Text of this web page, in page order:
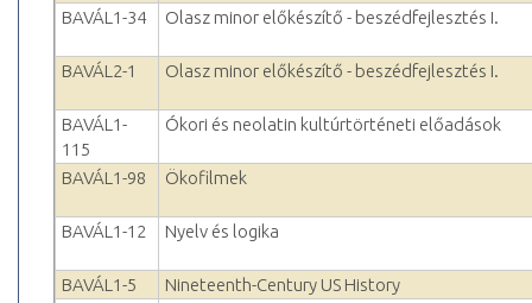
BAVÁL1-34 Olasz minor előkészítő - beszédfejlesztés I.
BAVÁL2-1 Olasz minor előkészítő - beszédfejlesztés I.
BAVÁL1-
115
Ókori és neolatin kultúrtörténeti előadások
BAVÁL1-98 Ökofilmek
BAVÁL1-12 Nyelv és logika
BAVÁL1-5
Nineteenth-Century US History